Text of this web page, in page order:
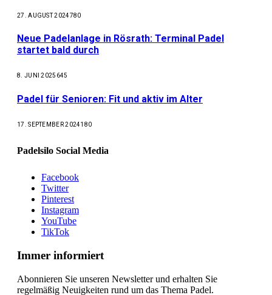
27. AUGUST 2024780
Neue Padelanlage in Rösrath: Terminal Padel
startet bald durch
8. JUNI 2025 645
Padel für Senioren: Fit und aktiv im Alter
17. SEPTEMBER 2024180
Padelsilo Social Media
Facebook
Twitter
Pinterest
Instagram
YouTube
TikTok
Immer informiert
Abonnieren Sie unseren Newsletter und erhalten Sie
regelmäßig Neuigkeiten rund um das Thema Padel.